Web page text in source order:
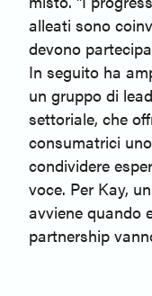
alleati sono
devono
In seguito ha
un gruppo di
settoriale, che
consumatrici
condividere
voce. Per Kay,
avviene quando
partnership